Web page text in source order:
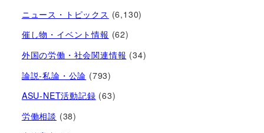
ニュース・トピックス (6,130)
催し物・イベント情報 (62)
外国の労働・社会関連情報 (34)
論説-私論・公論 (793)
ASU-NET活動記録 (63)
労働相談 (38)